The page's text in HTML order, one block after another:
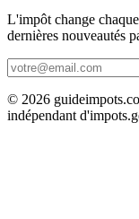
L'impôt change
dernières nouveautés
© 2026
indépendant